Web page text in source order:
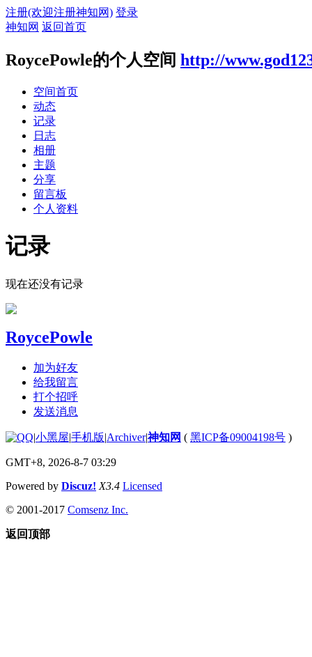
注册(欢迎注册神知网) 登录
神知网 返回首页
RoycePowle的个人空间 http://
空间首页
动态
记录
日志
相册
主题
分享
留言板
个人资料
记录
现在还没有记录
RoycePowle
加为好友
给我留言
打个招呼
发送消息
|小黑屋|手机版|Archiver|神知网 ( 黑ICP备09004198号 )
GMT+8, 2026-8-7 03:29
Powered by Discuz! X3.4 Licensed
© 2001-2017 Comsenz Inc.
返回顶部